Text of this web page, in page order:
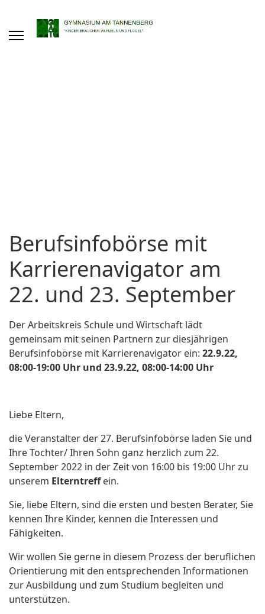
Berufsinfobörse mit
Karrierenavigator am
22. und 23. September
Der Arbeitskreis Schule und Wirtschaft lädt
gemeinsam mit seinen Partnern zur diesjährigen
Berufsinfobörse mit Karrierenavigator ein: 22.9.22,
08:00-19:00 Uhr und 23.9.22, 08:00-14:00 Uhr
Liebe Eltern,
die Veranstalter der 27. Berufsinfobörse laden Sie und
Ihre Tochter/ Ihren Sohn ganz herzlich zum 22.
September 2022 in der Zeit von 16:00 bis 19:00 Uhr zu
unserem Elterntreffein.
Sie, liebe Eltern, sind die ersten und besten Berater, Sie
kennen Ihre Kinder, kennen die Interessen und
Fähigkeiten.
Wir wollen Sie gerne in diesem Prozess der beruflichen
Orientierung mit den entsprechenden Informationen
zur Ausbildung und zum Studium begleiten und
unterstützen.